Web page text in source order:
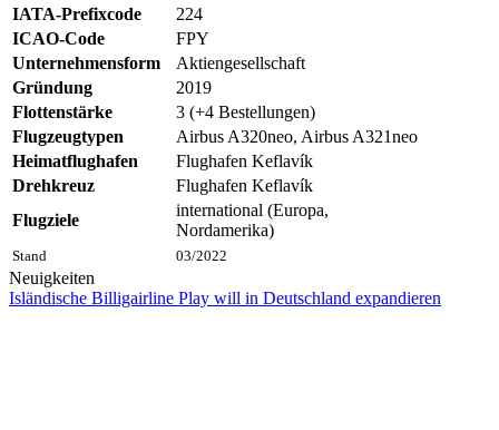
Stand 03/2022
IATA-Prefixcode
224
ICAO-Code
FPY
Unternehmensform
Aktiengesellschaft
Gründung
2019
Flottenstärke
3 (+4 Bestellungen)
Flugzeugtypen
Airbus A320neo, Airbus A321neo
Heimatflughafen
Flughafen Keflavík
Drehkreuz
Flughafen Keflavík
Flugziele
international (Europa,
Nordamerika)
Neuigkeiten
Isländische Billigairline Play will in Deutschland expandieren